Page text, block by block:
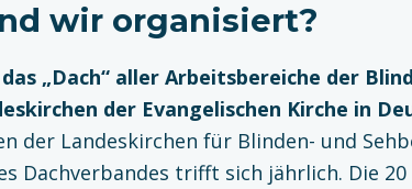
wir organisiert?
das „Dach“ aller Arbeitsbereiche der
der Evangelischen Kirche in
der Landeskirchen für Blinden- und
Dachverbandes trifft sich jährlich. Die